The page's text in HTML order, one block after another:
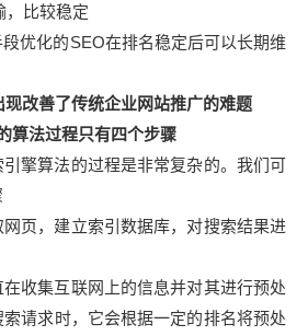
比较稳定
化的SEO在排名稳定后可以长期维
现改善了传统企业网站推广的难题
算法过程只有四个步骤
算法的过程是非常复杂的。我们可
，建立索引数据库，对搜索结果进
集互联网上的信息并对其进行预处
请求时，它会根据一定的排名将预处